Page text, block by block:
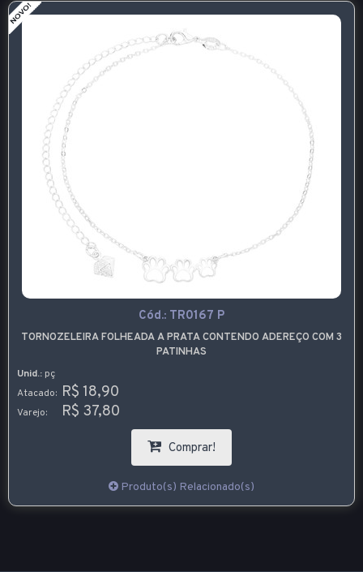
Cód.: TR0167 P
TORNOZELEIRA FOLHEADA A PRATA CONTENDO ADEREÇO COM 3
PATINHAS
Unid.: pç
Atacado: R$ 18,90
Varejo: R$ 37,80
Comprar!
Produto(s) Relacionado(s)